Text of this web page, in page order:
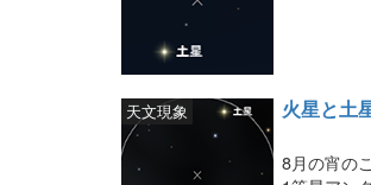
火星と土
天文現象
8月の宵の